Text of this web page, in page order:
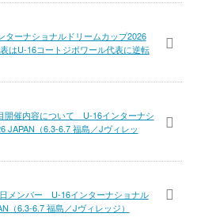
ターナショナルドリームカップ2026
はU-16コートジボワール代表に逆転
開催内容について U-16インターナシ
JAPAN（6.3-6.7 福島／Jヴィレッ
メンバー U-16インターナショナル
（6.3-6.7 福島／Jヴィレッジ）